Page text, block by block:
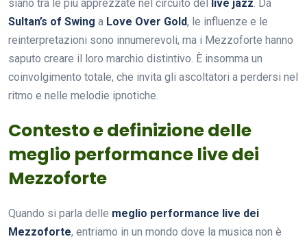
siano tra le più apprezzate nel circuito del live jazz. Da
Sultan’s of Swing a Love Over Gold, le influenze e le
reinterpretazioni sono innumerevoli, ma i Mezzoforte hanno
saputo creare il loro marchio distintivo. È insomma un
coinvolgimento totale, che invita gli ascoltatori a perdersi nel
ritmo e nelle melodie ipnotiche.
Contesto e definizione delle
meglio performance live dei
Mezzoforte
Quando si parla delle meglio performance live dei
Mezzoforte, entriamo in un mondo dove la musica non è